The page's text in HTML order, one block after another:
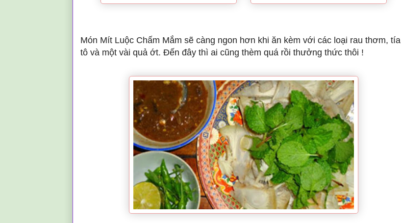
Món Mít Luộc Chấm Mắm sẽ càng ngon hơn khi ăn kèm với các loại rau thơm, tía
tô và một vài quả ớt. Đến đây thì ai cũng thèm quá rồi thưởng thức thôi !